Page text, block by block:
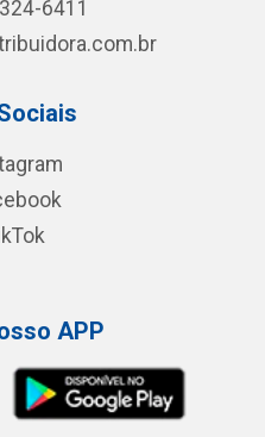
6411
APP